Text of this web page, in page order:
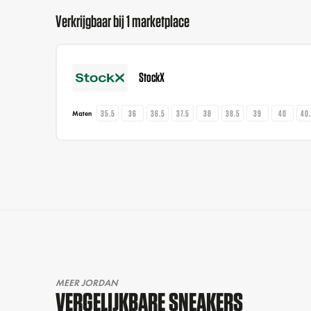
Verkrijgbaar bij 1 marketplace
StockX
Maten 35.5 36 36.5 37.5 38 38.5 39 40
MEER JORDAN
VERGELIJKBARE SNEAKERS